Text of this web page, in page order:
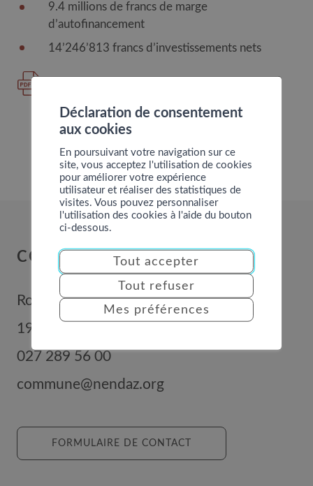
9.4 millions de francs de marge
d’autofinancement
14’246’813 francs d’investissements nets
COMMUNE DE NENDAZ
Route de Nendaz 352
1996
027 289 56 00
commune@nendaz.org
FORMULAIRE DE CONTACT
Déclaration de consentement
aux cookies
En poursuivant votre navigation sur ce
site, vous acceptez l'utilisation de cookies
pour améliorer votre expérience
utilisateur et réaliser des statistiques de
visites. Vous pouvez personnaliser
l'utilisation des cookies à l'aide du bouton
ci-dessous.
Tout accepter
Tout refuser
Mes préférences